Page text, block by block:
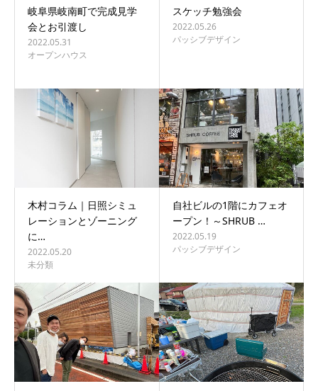
岐阜県岐南町で完成見学
会とお引渡し
2022.05.31
オープンハウス
スケッチ勉強会
2022.05.26
パッシブデザイン
木村コラム｜日照シミュ
レーションとゾーニング
に…
2022.05.20
未分類
自社ビルの1階にカフェオ
ープン！～SHRUB …
2022.05.19
パッシブデザイン